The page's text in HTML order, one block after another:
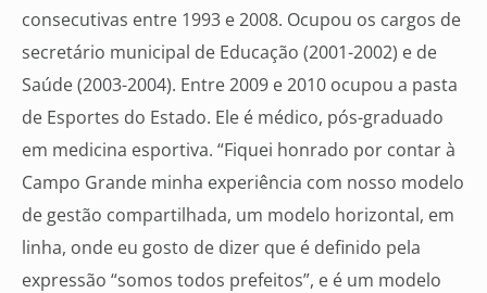
consecutivas entre 1993 e 2008. Ocupou os cargos de
secretário municipal de Educação (2001-2002) e de
Saúde (2003-2004). Entre 2009 e 2010 ocupou a pasta
de Esportes do Estado. Ele é médico, pós-graduado
em medicina esportiva. “Fiquei honrado por contar à
Campo Grande minha experiência com nosso modelo
de gestão compartilhada, um modelo horizontal, em
linha, onde eu gosto de dizer que é definido pela
expressão “somos todos prefeitos”, e é um modelo